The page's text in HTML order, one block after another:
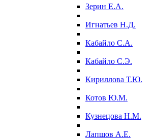
Зерин Е.А.
Игнатьев Н.Д.
Кабайло С.А.
Кабайло С.Э.
Кириллова Т.Ю.
Котов Ю.М.
Кузнецова Н.М.
Лапшов А.Е.